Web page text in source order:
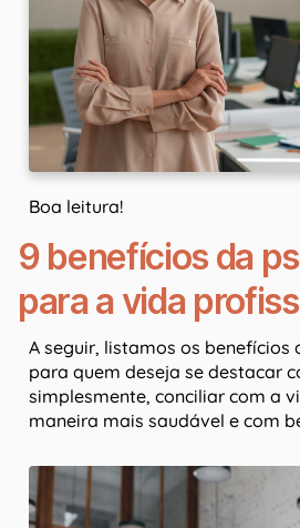
Boa leitura!
9 benefícios da
para a vida
A seguir, listamos os benefícios
para quem deseja se destacar
simplesmente, conciliar com a
maneira mais saudável e com